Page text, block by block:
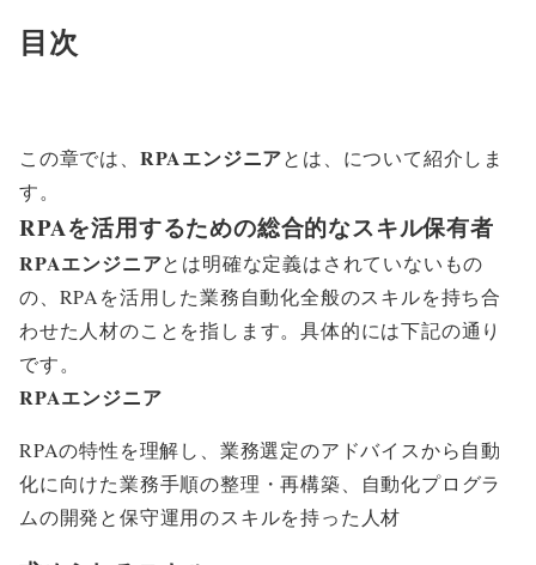
目次
この章では、 RPAエンジニアとは、について紹介しま
す。
RPAを活用するための総合的なスキル保有者
RPAエンジニアとは明確な定義はされていないもの
の、RPAを活用した業務自動化全般のスキルを持ち合
わせた人材のことを指します。具体的には下記の通り
です。
RPAエンジニア
RPAの特性を理解し、業務選定のアドバイスから自動
化に向けた業務手順の整理・再構築、自動化プログラ
ムの開発と保守運用のスキルを持った人材